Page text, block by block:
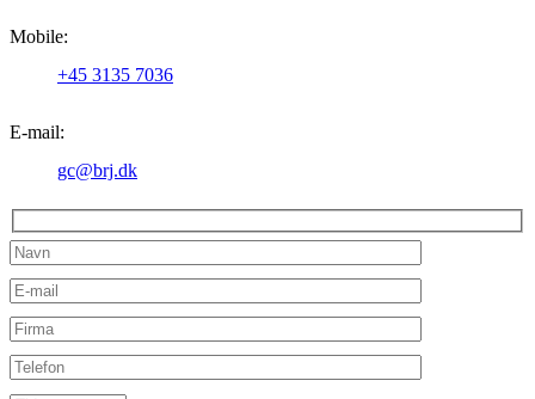
Mobile:
+45 3135 7036
E-mail:
gc@brj.dk